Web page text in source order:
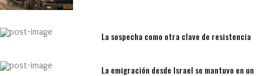
La sospecha como otra clave de resistencia
La emigración desde Israel se mantuvo en un